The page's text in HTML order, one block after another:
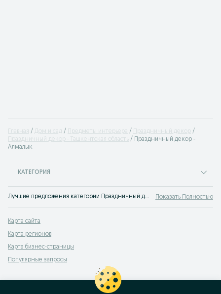
Главная Дом и сад Предметы интерьера
Праздничный декор
Праздничный декор - Ташкентская область
Праздничный декор -
Алмалык
КАТЕГОРИЯ
Лучшие предложения категории Праздничный декор Алмалык. Большой выбор товаров и услуг по выгодным ценам на OLX! Множество предложений на OLX.uz! Показать Полностью
Карта сайта
Карта регионов
Карта бизнес-страницы
Популярные запросы